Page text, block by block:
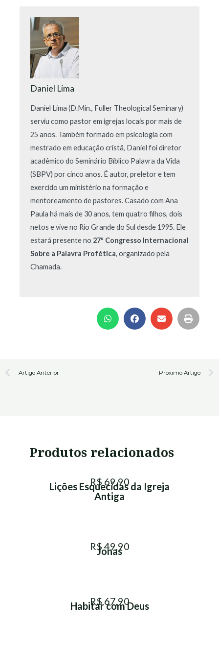
Daniel Lima
Daniel Lima (D.Min., Fuller Theological Seminary)
serviu como pastor em igrejas locais por mais de
25 anos. Também formado em psicologia com
mestrado em educação cristã, Daniel foi diretor
acadêmico do Seminário Bíblico Palavra da Vida
(SBPV) por cinco anos. É autor, preletor e tem
exercido um ministério na formação e
mentoreamento de pastores. Casado com Ana
Paula há mais de 30 anos, tem quatro filhos, dois
netos e vive no Rio Grande do Sul desde 1995. Ele
estará presente no 27º Congresso Internacional
Sobre a Palavra Profética, organizado pela
Chamada.
Prev
Artigo Anterior Próximo Artigo
Produtos relacionados
R$ 69,90
Lições Esquecidas da Igreja
Antiga
R$ 49,90
Jonas
R$ 67,90
Habitar com Deus